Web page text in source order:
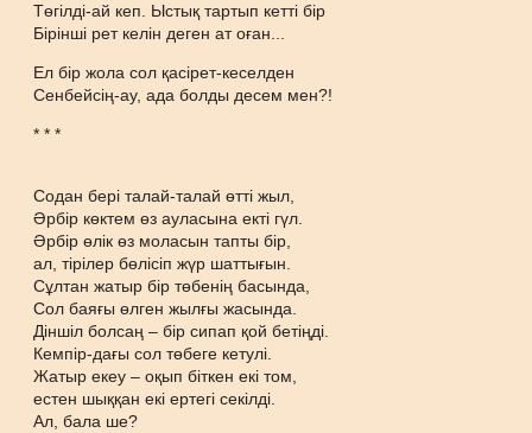
Төгілді-ай кеп. Ыстық тартып кетті бір
Бірінші рет келін деген ат оған...
Ел бір жола сол қасірет-кеселден
Сенбейсің-ау, ада болды десем мен?!
* * *
Содан бері талай-талай өтті жыл,
Әрбір көктем өз ауласына екті гүл.
Әрбір өлік өз моласын тапты бір,
ал, тірілер бөлісіп жүр шаттығын.
Сұлтан жатыр бір төбенің басында,
Сол баяғы өлген жылғы жасында.
Діншіл болсаң – бір сипап қой бетіңді.
Кемпір-дағы сол төбеге кетулі.
Жатыр екеу – оқып біткен екі том,
естен шыққан екі ертегі секілді.
Ал, бала ше?